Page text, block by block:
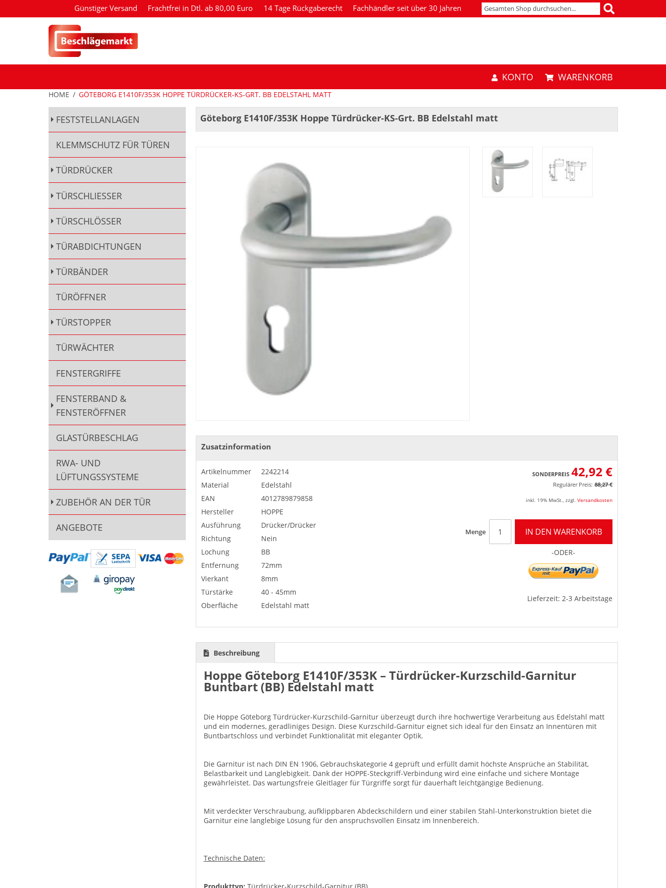
Günstiger Versand Frachtfrei in Dtl. ab 80,00 Euro 14 Tage Rückgaberecht Fachhändler seit über 30 Jahren
KONTO WARENKORB
HOME / GÖTEBORG E1410F/353K HOPPE TÜRDRÜCKER-KS-GRT. BB EDELSTAHL MATT
Göteborg E1410F/353K Hoppe Türdrücker-KS-Grt. BB Edelstahl matt
Zusatzinformation
Artikelnummer
2242214
Material
Edelstahl
EAN
4012789879858
Hersteller
HOPPE
Ausführung
Drücker/Drücker
Richtung
Nein
Lochung
BB
Entfernung
72mm
Vierkant
8mm
Türstärke
40 - 45mm
Oberfläche
Edelstahl matt
SONDERPREIS 42,92 €
Regulärer Preis: 88,27 €
inkl. 19% MwSt. zzgl. Versandkosten
Menge IN DEN WARENKORB
-ODER-
Lieferzeit: 2-3 Arbeitstage
Beschreibung
Hoppe Göteborg E1410F/353K – Türdrücker-Kurzschild-Garnitur
Buntbart (BB) Edelstahl matt
Die Hoppe Göteborg Türdrücker-Kurzschild-Garnitur überzeugt durch ihre hochwertige Verarbeitung aus Edelstahl matt
und ein modernes, geradliniges Design. Diese Kurzschild-Garnitur eignet sich ideal für den Einsatz an Innentüren mit
Buntbartschloss und verbindet Funktionalität mit eleganter Optik.
Die Garnitur ist nach DIN EN 1906, Gebrauchskategorie 4 geprüft und erfüllt damit höchste Ansprüche an Stabilität,
Belastbarkeit und Langlebigkeit. Dank der HOPPE-Steckgriff-Verbindung wird eine einfache und sichere Montage
gewährleistet. Das wartungsfreie Gleitlager für Türgriffe sorgt für dauerhaft leichtgängige Bedienung.
Mit verdeckter Verschraubung, aufklippbaren Abdeckschildern und einer stabilen Stahl-Unterkonstruktion bietet die
Garnitur eine langlebige Lösung für den anspruchsvollen Einsatz im Innenbereich.
Technische Daten:
Produkttyp: Türdrücker-Kurzschild-Garnitur (BB)
FESTSTELLANLAGEN
KLEMMSCHUTZ FÜR TÜREN
TÜRDRÜCKER
TÜRSCHLIESSER
TÜRSCHLÖSSER
TÜRABDICHTUNGEN
TÜRBÄNDER
TÜRÖFFNER
TÜRSTOPPER
TÜRWÄCHTER
FENSTERGRIFFE
FENSTERBAND &
FENSTERÖFFNER
GLASTÜRBESCHLAG
RWA- UND
LÜFTUNGSSYSTEME
ZUBEHÖR AN DER TÜR
ANGEBOTE